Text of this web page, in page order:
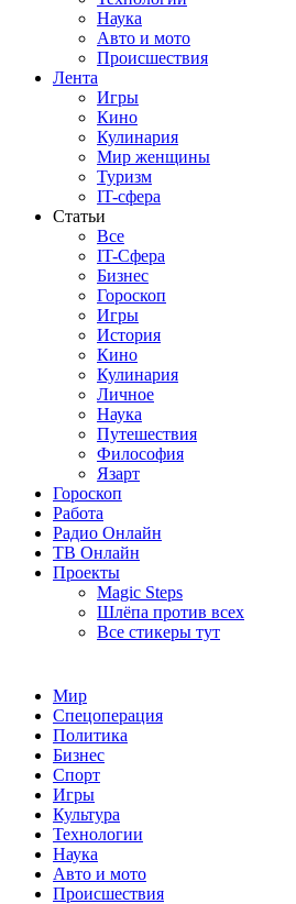
Наука
Авто и мото
Происшествия
Лента
Игры
Кино
Кулинария
Мир женщины
Туризм
IT-сфера
Статьи
Все
IT-Сфера
Бизнес
Гороскоп
Игры
История
Кино
Кулинария
Личное
Наука
Путешествия
Философия
Язарт
Гороскоп
Работа
Радио Онлайн
ТВ Онлайн
Проекты
Magic Steps
Шлёпа против всех
Все стикеры тут
Мир
Спецоперация
Политика
Бизнес
Спорт
Игры
Культура
Технологии
Наука
Авто и мото
Происшествия